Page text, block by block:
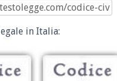
in Italia: